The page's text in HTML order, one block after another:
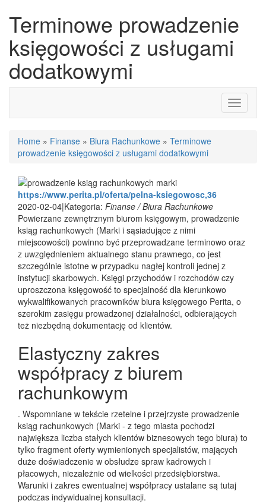
Terminowe prowadzenie
księgowości z usługami
dodatkowymi
Toggle
Home » Finanse » Biura Rachunkowe » Terminowe
prowadzenie księgowości z usługami dodatkowymi
https://www.perita.pl/oferta/pelna-ksiegowosc,36
2020-02-04|Kategoria: Finanse / Biura Rachunkowe
Powierzane zewnętrznym biurom księgowym, prowadzenie
ksiąg rachunkowych (Marki i sąsiadujące z nimi
miejscowości) powinno być przeprowadzane terminowo oraz
z uwzględnieniem aktualnego stanu prawnego, co jest
szczególnie istotne w przypadku nagłej kontroli jednej z
instytucji skarbowych. Księgi przychodów i rozchodów czy
uproszczona księgowość to specjalność dla kierunkowo
wykwalifikowanych pracowników biura księgowego Perita, o
szerokim zasięgu prowadzonej działalności, odbierających
też niezbędną dokumentację od klientów.
Elastyczny zakres
współpracy z biurem
rachunkowym
. Wspomniane w tekście rzetelne i przejrzyste prowadzenie
ksiąg rachunkowych (Marki - z tego miasta pochodzi
największa liczba stałych klientów biznesowych tego biura) to
tylko fragment oferty wymienionych specjalistów, mających
duże doświadczenie w obsłudze spraw kadrowych i
płacowych, niezależnie od wielkości przedsiębiorstwa.
Warunki i zakres ewentualnej współpracy ustalane są tutaj
podczas indywidualnej konsultacji.